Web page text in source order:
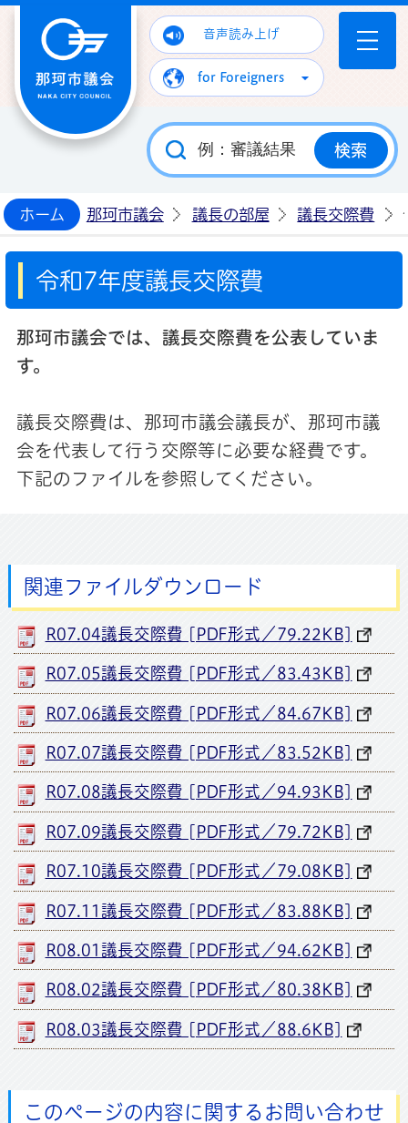
那珂市議会ホームページ
音声読み上げ
for Foreigners
ホーム 那珂市議会 議長の部屋 議長交際費
令和7年度議長交際費
那珂市議会では、議長交際費を公表していま
す。
議長交際費は、那珂市議会議長が、那珂市議
会を代表して行う交際等に必要な経費です。
下記のファイルを参照してください。
関連ファイルダウンロード
R07.04議長交際費 [PDF形式／79.22KB]
R07.05議長交際費 [PDF形式／83.43KB]
R07.06議長交際費 [PDF形式／84.67KB]
R07.07議長交際費 [PDF形式／83.52KB]
R07.08議長交際費 [PDF形式／94.93KB]
R07.09議長交際費 [PDF形式／79.72KB]
R07.10議長交際費 [PDF形式／79.08KB]
R07.11議長交際費 [PDF形式／83.88KB]
R08.01議長交際費 [PDF形式／94.62KB]
R08.02議長交際費 [PDF形式／80.38KB]
R08.03議長交際費 [PDF形式／88.6KB]
このページの内容に関するお問い合わせ